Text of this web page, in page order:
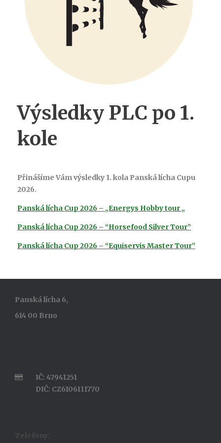
Výsledky PLC po 1.
kole
Přinášíme Vám výsledky 1. kola Panská lícha Cupu
2026.
Panská lícha Cup 2026 – „Energys Hobby tour „
Panská lícha Cup 2026 – “Horsefood Silver Tour”
Panská lícha Cup 2026 – “Equiservis Master Tour”
Panská lícha 6,
614 00 Brno
IČ: 47941251
DIČ: CZ6106111770